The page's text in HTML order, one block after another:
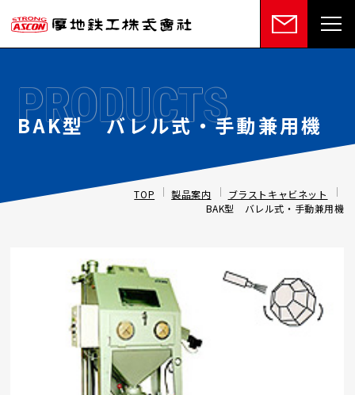
BAK型 バレル式・手動兼用機
PRODUCTS
TOP 製品案内
ブラストキャビネット
BAK型 バレル式・手動兼用機